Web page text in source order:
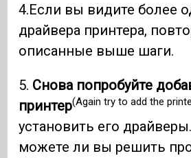
4.Если вы видите более
драйвера принтера,
описанные выше шаги.
5. Снова попробуйте
принтер(Again try to add the
установить его
можете ли вы решить